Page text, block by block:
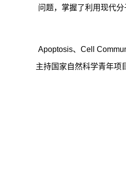
问题，掌握了利用现代
Apoptosis、Cell
主持国家自然科学青年项